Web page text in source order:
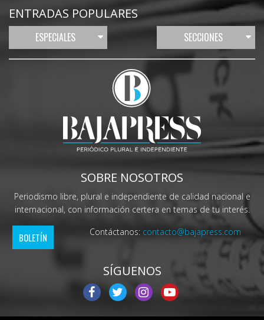
ENTRADAS POPULARES
ESPECIALES SECCIONES
SOBRE NOSOTROS
Periodismo libre, plural e independiente de calidad nacional e
internacional, con información certera en temas de tu interés.
BOLETÍN Contáctanos: contacto@bajapress.com
SÍGUENOS